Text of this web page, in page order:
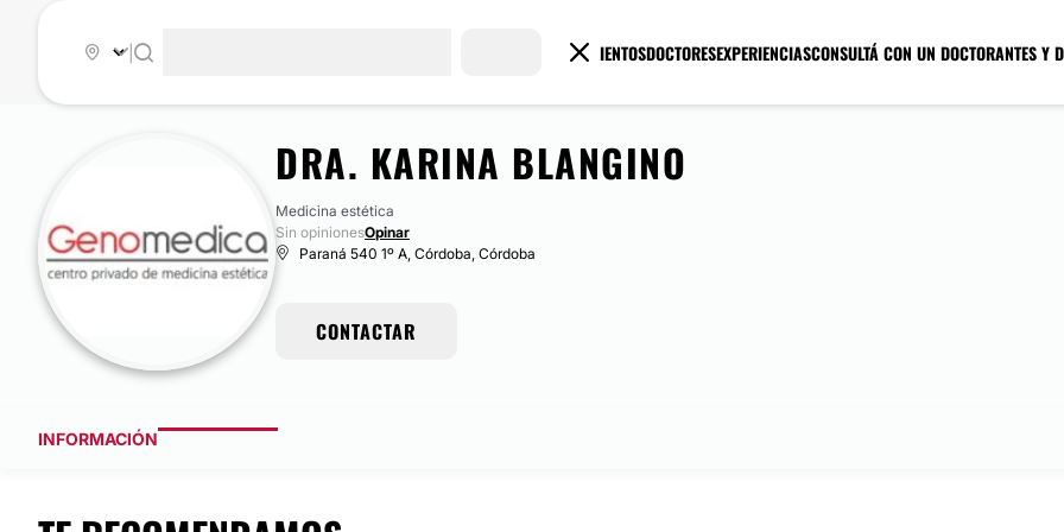
TRATAMIENTOSDOCTORESEXPERIENCIASCONSULTÁ CON UN DOCTORANTES Y
DRA. KARINA BLANGINO
Medicina estética
Sin opinionesOpinar
Paraná 540 1º A, Córdoba, Córdoba
CONTACTAR
INFORMACIÓN